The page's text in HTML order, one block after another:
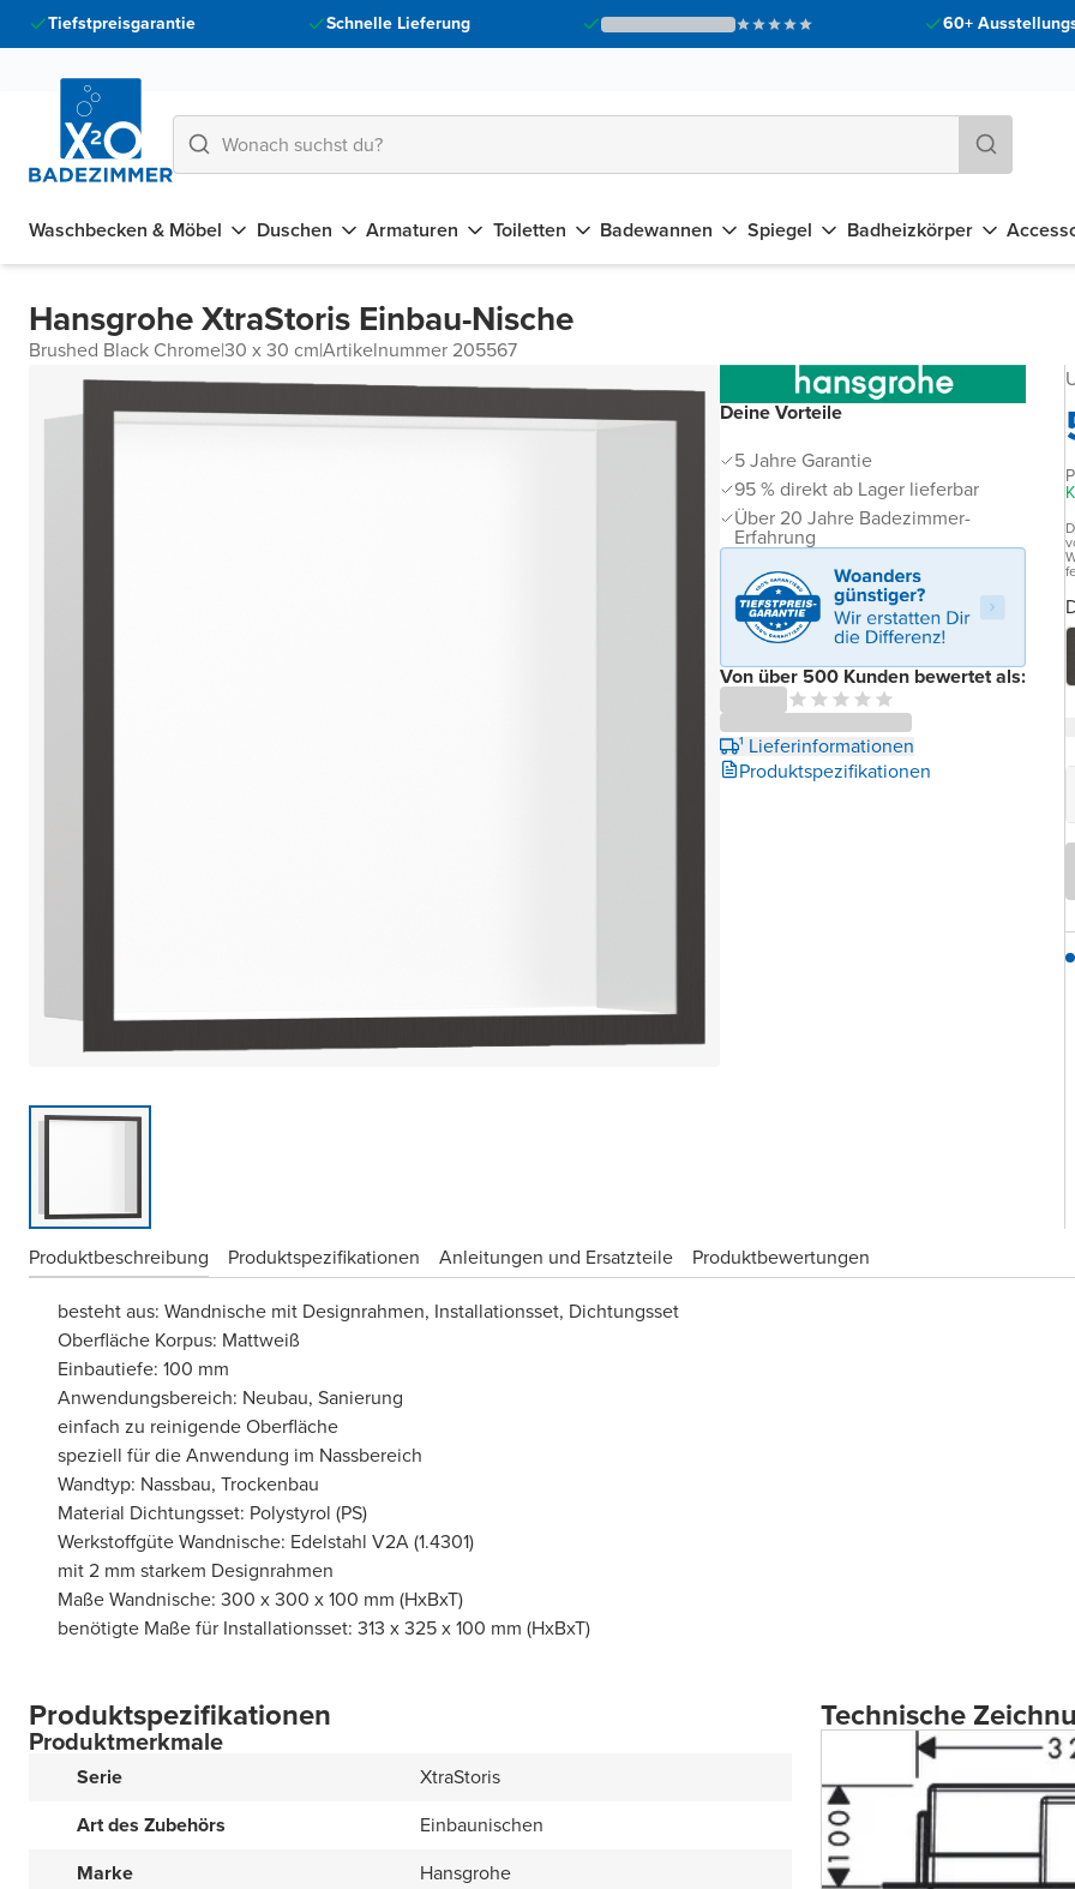
Tiefstpreisgarantie Schnelle Lieferung 60+
Waschbecken & Möbel Duschen Armaturen Toiletten Badewannen Spiegel Badheizkörper
Hansgrohe XtraStoris Einbau-Nische
Brushed Black Chrome|30 x 30 cm|Artikelnummer 205567
Deine Vorteile
5 Jahre Garantie
95 % direkt ab Lager lieferbar
Über 20 Jahre Badezimmer-
Erfahrung
Von über 500 Kunden bewertet als:
¹ Lieferinformationen
Produktspezifikationen
Produktbeschreibung Produktspezifikationen Anleitungen und Ersatzteile
Produktbewertungen
besteht aus: Wandnische mit Designrahmen, Installationsset, Dichtungsset
Oberfläche Korpus: Mattweiß
Einbautiefe: 100 mm
Anwendungsbereich: Neubau, Sanierung
einfach zu reinigende Oberfläche
speziell für die Anwendung im Nassbereich
Wandtyp: Nassbau, Trockenbau
Material Dichtungsset: Polystyrol (PS)
Werkstoffgüte Wandnische: Edelstahl V2A (1.4301)
mit 2 mm starkem Designrahmen
Maße Wandnische: 300 x 300 x 100 mm (HxBxT)
benötigte Maße für Installationsset: 313 x 325 x 100 mm (HxBxT)
Produktspezifikationen
Produktmerkmale
Serie
XtraStoris
Art des Zubehörs
Einbaunischen
Marke
Hansgrohe
Technische